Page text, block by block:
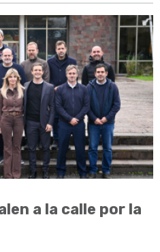
a la calle por la